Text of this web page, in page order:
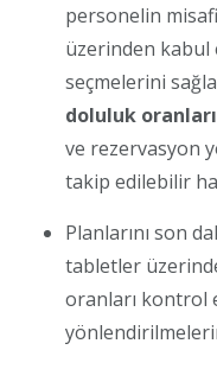
personelin
üzerinden kabul
seçmelerini
doluluk
ve rezervasyon
takip edilebilir
Planlarını son
tabletler
oranları kontrol